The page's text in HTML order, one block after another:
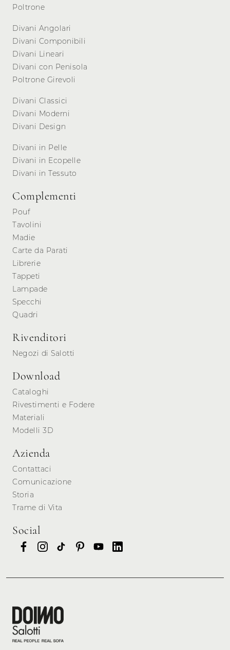
Poltrone
Divani Angolari
Divani Componibili
Divani Lineari
Divani con Penisola
Poltrone Girevoli
Divani Classici
Divani Moderni
Divani Design
Divani in Pelle
Divani in Ecopelle
Divani in Tessuto
Complementi
Pouf
Tavolini
Madie
Carte da Parati
Librerie
Tappeti
Lampade
Specchi
Quadri
Rivenditori
Negozi di Salotti
Download
Cataloghi
Rivestimenti e Fodere
Materiali
Modelli 3D
Azienda
Contattaci
Comunicazione
Storia
Trame di Vita
Social